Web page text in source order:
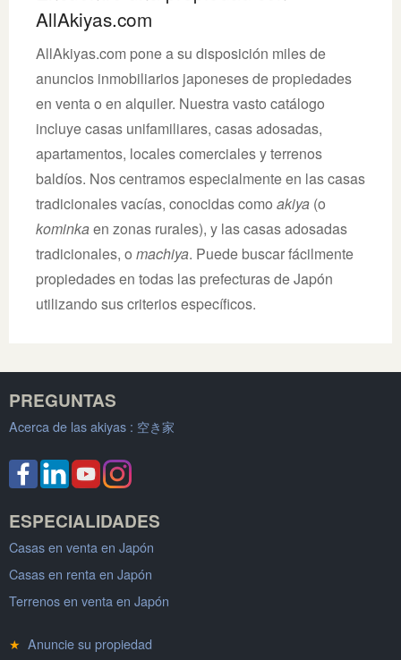
AllAkiyas.com
AllAkiyas.com pone a su disposición miles de
anuncios inmobiliarios japoneses de propiedades
en venta o en alquiler. Nuestra vasto catálogo
incluye casas unifamiliares, casas adosadas,
apartamentos, locales comerciales y terrenos
baldíos. Nos centramos especialmente en las casas
tradicionales vacías, conocidas como akiya (o
kominkaen zonas rurales), y las casas adosadas
tradicionales, o machiya. Puede buscar fácilmente
propiedades en todas las prefecturas de Japón
utilizando sus criterios específicos.
PREGUNTAS
Acerca de las akiyas : 空き家
ESPECIALIDADES
Casas en venta en Japón
Casas en renta en Japón
Terrenos en venta en Japón
★ Anuncie su propiedad